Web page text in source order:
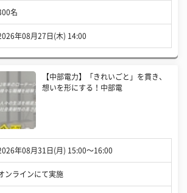
名
年08月27日(木) 14:00
【中部電力】「きれいごと」を貫き、
想いを形にする！中部電
年08月31日(月) 15:00〜16:00
ンラインにて実施